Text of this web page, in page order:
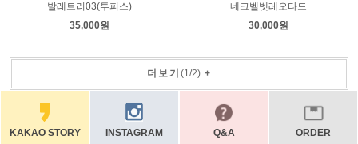
발레트리03(투피스)
35,000원
네크벨벳레오타드
30,000원
더보기 (1/2)+
KAKAO STORY INSTAGRAM Q&A ORDER